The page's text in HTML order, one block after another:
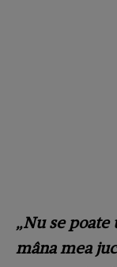
„Nu se poate
mâna mea